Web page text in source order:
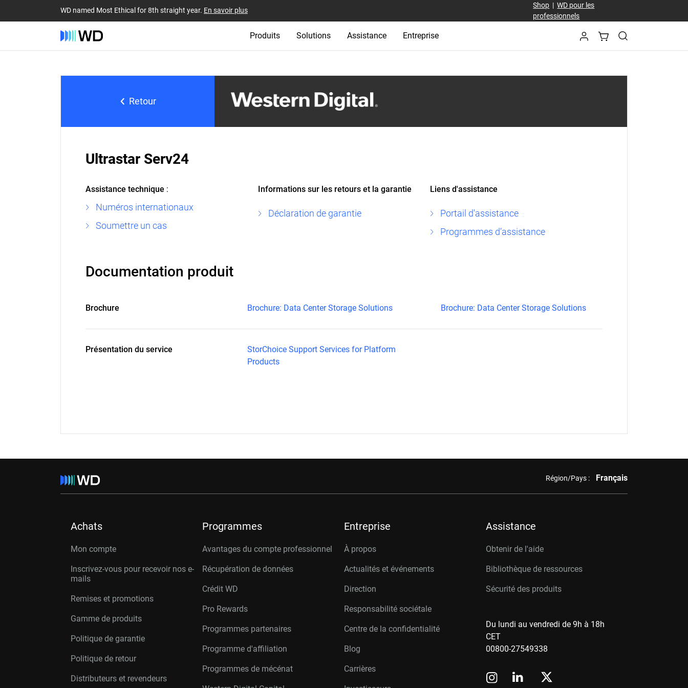
WD named Most Ethical for 8th straight year. En savoir plus
Shop |WD pour les
professionnels
Produits Solutions Assistance Entreprise
Retour
Ultrastar Serv24
Assistance technique :
Numéros internationaux
Soumettre un cas
Informations sur les retours et la garantie
Déclaration de garantie
Liens d'assistance
Portail d'assistance
Programmes d’assistance
Documentation produit
Brochure Brochure: Data Center Storage Solutions Brochure: Data Center Storage Solutions
Présentation du service
StorChoice Support Services for Platform
Products
Région/Pays : Français
Achats
Mon compte
Inscrivez-vous pour recevoir nos e-
mails
Remises et promotions
Gamme de produits
Politique de garantie
Politique de retour
Distributeurs et revendeurs
Programmes
Avantages du compte professionnel
Récupération de données
Crédit WD
Pro Rewards
Programmes partenaires
Programme d'affiliation
Programmes de mécénat
Entreprise
À propos
Actualités et événements
Direction
Responsabilité sociétale
Centre de la confidentialité
Blog
Carrières
Assistance
Obtenir de l'aide
Bibliothèque de ressources
Sécurité des produits
Du lundi au vendredi de 9h à 18h
CET
00800-27549338